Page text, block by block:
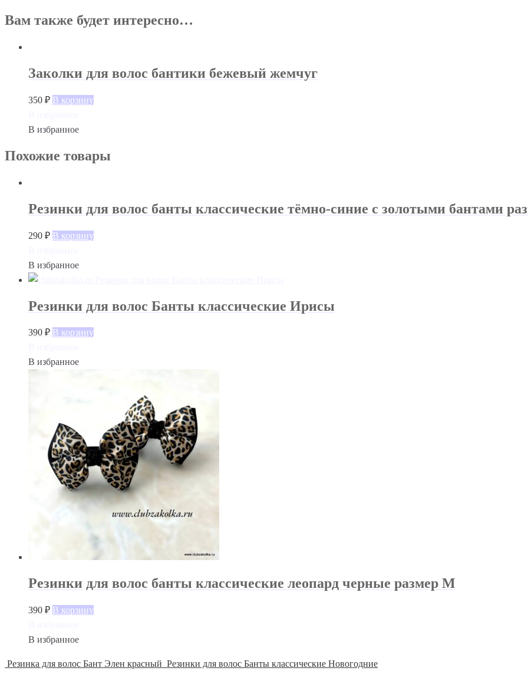
Вам также будет интересно…
Заколки для волос бантики бежевый жемчуг
350 ₽ В корзину
В избранное
Похожие товары
Резинки для волос банты классические тёмно-синие с золотыми бантами
290 ₽ В корзину
В избранное
Резинки для волос Банты классические Ирисы
390 ₽ В корзину
В избранное
Резинки для волос банты классические леопард черные размер М
390 ₽ В корзину
В избранное
Резинка для волос Бант Элен красный Резинки для волос Банты классические Новогодние